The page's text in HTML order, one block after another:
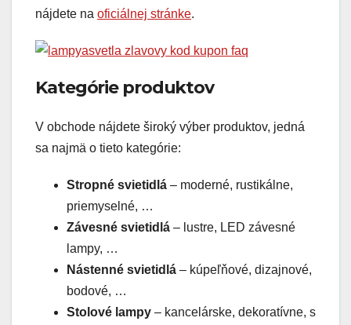
nájdete na oficiálnej stránke.
Kategórie produktov
V obchode nájdete široký výber produktov, jedná
sa najmä o tieto kategórie:
Stropné svietidlá – moderné, rustikálne,
priemyselné, …
Závesné svietidlá – lustre, LED závesné
lampy, …
Nástenné svietidlá – kúpeľňové, dizajnové,
bodové, …
Stolové lampy – kancelárske, dekoratívne, s